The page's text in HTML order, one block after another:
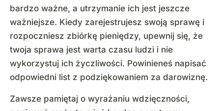
bardzo ważne, a utrzymanie ich jest jeszcze
ważniejsze. Kiedy zarejestrujesz swoją sprawę i
rozpoczniesz zbiórkę pieniędzy, upewnij się, że
twoja sprawa jest warta czasu ludzi i nie
wykorzystuj ich życzliwości. Powinieneś napisać
odpowiedni list z podziękowaniem za darowiznę.
Zawsze pamiętaj o wyrażaniu wdzięczności,